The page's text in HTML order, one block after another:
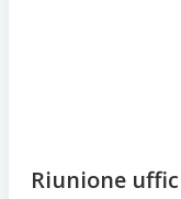
Riunione